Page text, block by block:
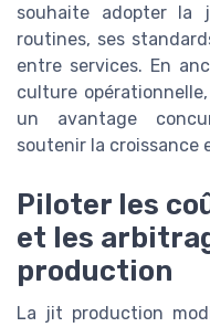
souhaite adopter la
routines, ses
entre services. En
culture
un avantage
soutenir la croissance
Piloter les
et les
production
La jit production